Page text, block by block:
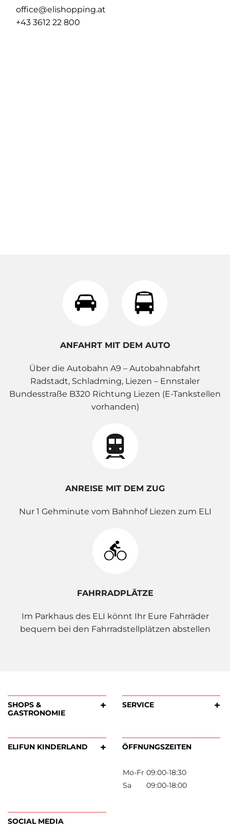
office@elishopping.at
+43 3612 22 800
ANFAHRT MIT DEM AUTO
Über die Autobahn A9 – Autobahnabfahrt
Radstadt, Schladming, Liezen – Ennstaler
Bundesstraße B320 Richtung Liezen (E-Tankstellen
vorhanden)
ANREISE MIT DEM ZUG
Nur 1 Gehminute vom Bahnhof Liezen zum ELI
FAHRRADPLÄTZE
Im Parkhaus des ELI könnt Ihr Eure Fahrräder
bequem bei den Fahrradstellplätzen abstellen